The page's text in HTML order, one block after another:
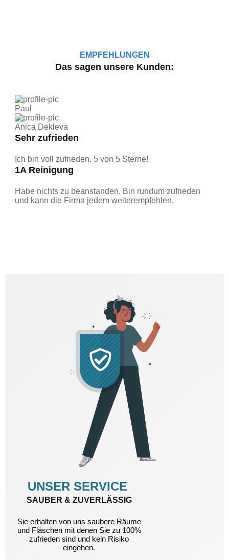
EMPFEHLUNGEN
Das sagen unsere Kunden:
Paul
Anica Dekleva
Sehr zufrieden
Ich bin voll zufrieden. 5 von 5 Sterne!
1A Reinigung
Habe nichts zu beanstanden. Bin rundum zufrieden
und kann die Firma jedem weiterempfehlen.
UNSER SERVICE
SAUBER & ZUVERLÄSSIG
Sie erhalten von uns saubere Räume
und Fläschen mit denen Sie zu 100%
zufrieden sind und kein Risiko
eingehen.